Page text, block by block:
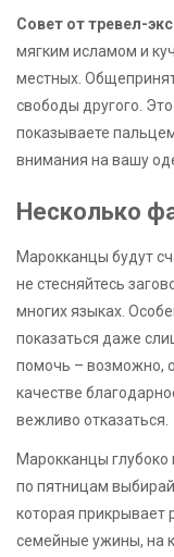
Совет от тревел-
мягким исламом и
местных.
свободы другого.
показываете
внимания на вашу
Несколько
Марокканцы будут
не стесняйтесь
многих языках.
показаться даже
помочь – возможно,
качестве
вежливо отказаться.
Марокканцы
по пятницам
которая прикрывает
семейные ужины, на